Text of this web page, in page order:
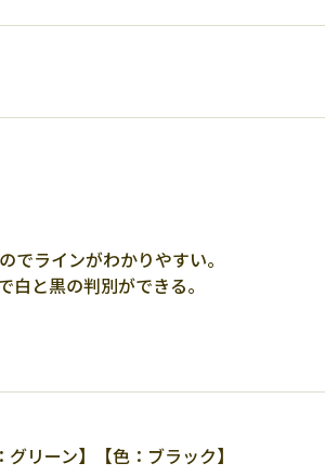
ラインがわかりやすい。
と黒の判別ができる。
リーン】【色：ブラック】